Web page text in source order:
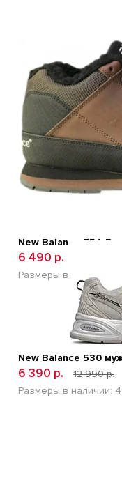
New Balance 754
6 490 р.
Размеры в наличии:
New Balance 530
6 390 р.
12 990 р.
Размеры в наличии: